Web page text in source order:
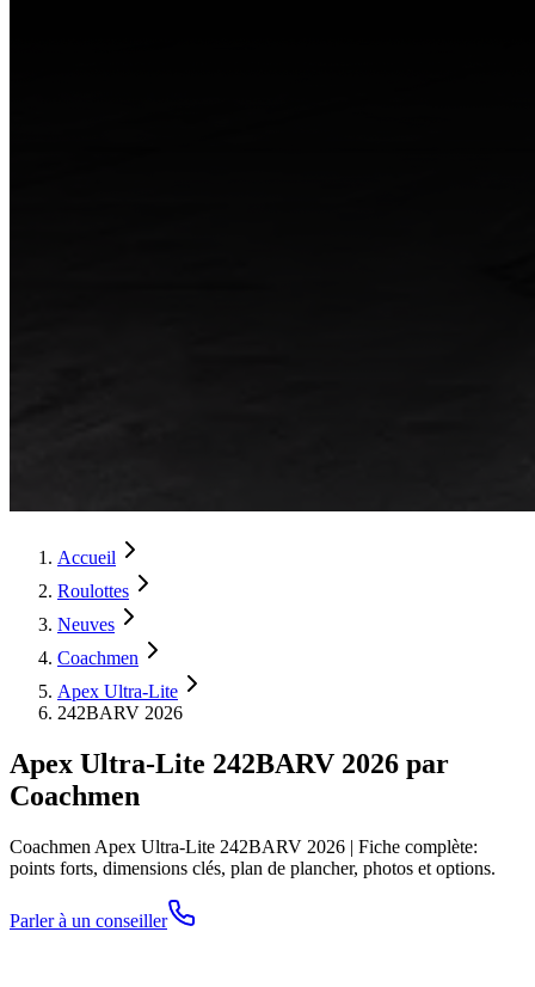
Accueil
Roulottes
Neuves
Coachmen
Apex Ultra-Lite
242BARV 2026
Apex Ultra-Lite 242BARV 2026 par
Coachmen
Coachmen Apex Ultra-Lite 242BARV 2026 | Fiche complète:
points forts, dimensions clés, plan de plancher, photos et options.
Parler à un conseiller